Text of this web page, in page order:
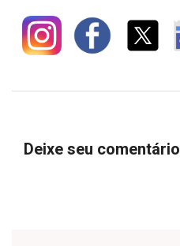
Deixe seu comentário